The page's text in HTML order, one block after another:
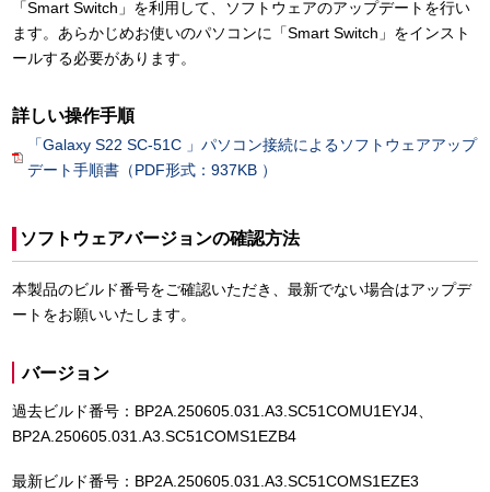
「Smart Switch」を利用して、ソフトウェアのアップデートを行い
ます。あらかじめお使いのパソコンに「Smart Switch」をインスト
ールする必要があります。
詳しい操作手順
「Galaxy S22 SC-51C 」パソコン接続によるソフトウェアアップ
デート手順書（PDF形式：937KB ）
ソフトウェアバージョンの確認方法
本製品のビルド番号をご確認いただき、最新でない場合はアップデ
ートをお願いいたします。
バージョン
過去ビルド番号：BP2A.250605.031.A3.SC51COMU1EYJ4、
BP2A.250605.031.A3.SC51COMS1EZB4
最新ビルド番号：BP2A.250605.031.A3.SC51COMS1EZE3